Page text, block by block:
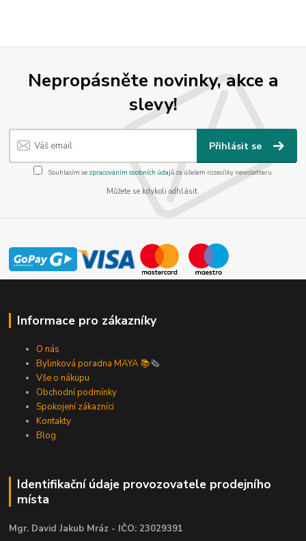
Nepropásněte novinky, akce a
slevy!
Přihlásit se
Souhlasím se zpracováním osobních údajůza účelem rozesílky newsletteru.
Můžete se kdykoli odhlásit.
Informace pro zákazníky
O nás
Bylinková poradna MAYA 📚🗞️
Vše o nákupu
Obchodní podmínky
Spokojení zákazníci
Kontakty
Blog
Identifikační údaje provozovatele prodejního
místa
Mgr. David Jakub Mráz - IČO: 23029391